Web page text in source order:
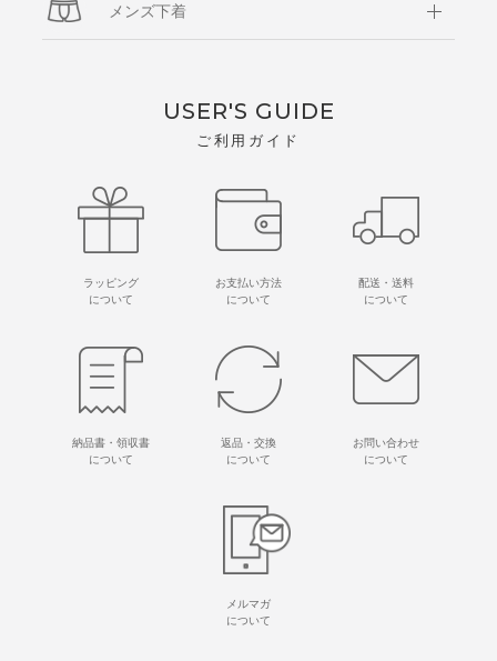
メンズ下着
USER'S GUIDE
ご利用ガイド
ラッピング
について
お支払い方法
について
配送・送料
について
納品書・領収書
について
返品・交換
について
お問い合わせ
について
メルマガ
について